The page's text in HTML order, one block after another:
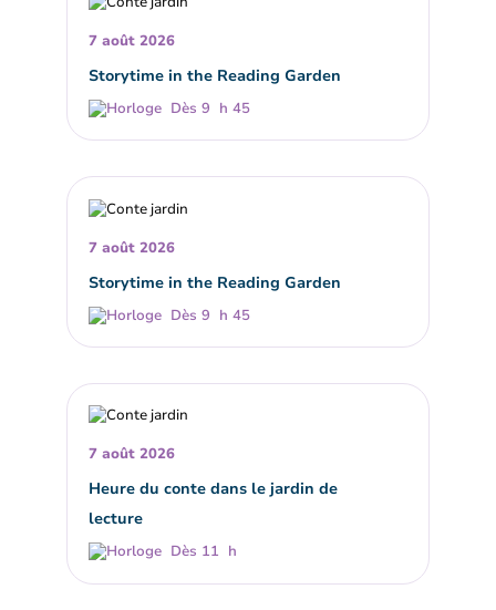
7 août 2026
Storytime in the Reading Garden
Dès 9 h 45
7 août 2026
Storytime in the Reading Garden
Dès 9 h 45
7 août 2026
Heure du conte dans le jardin de
lecture
Dès 11 h